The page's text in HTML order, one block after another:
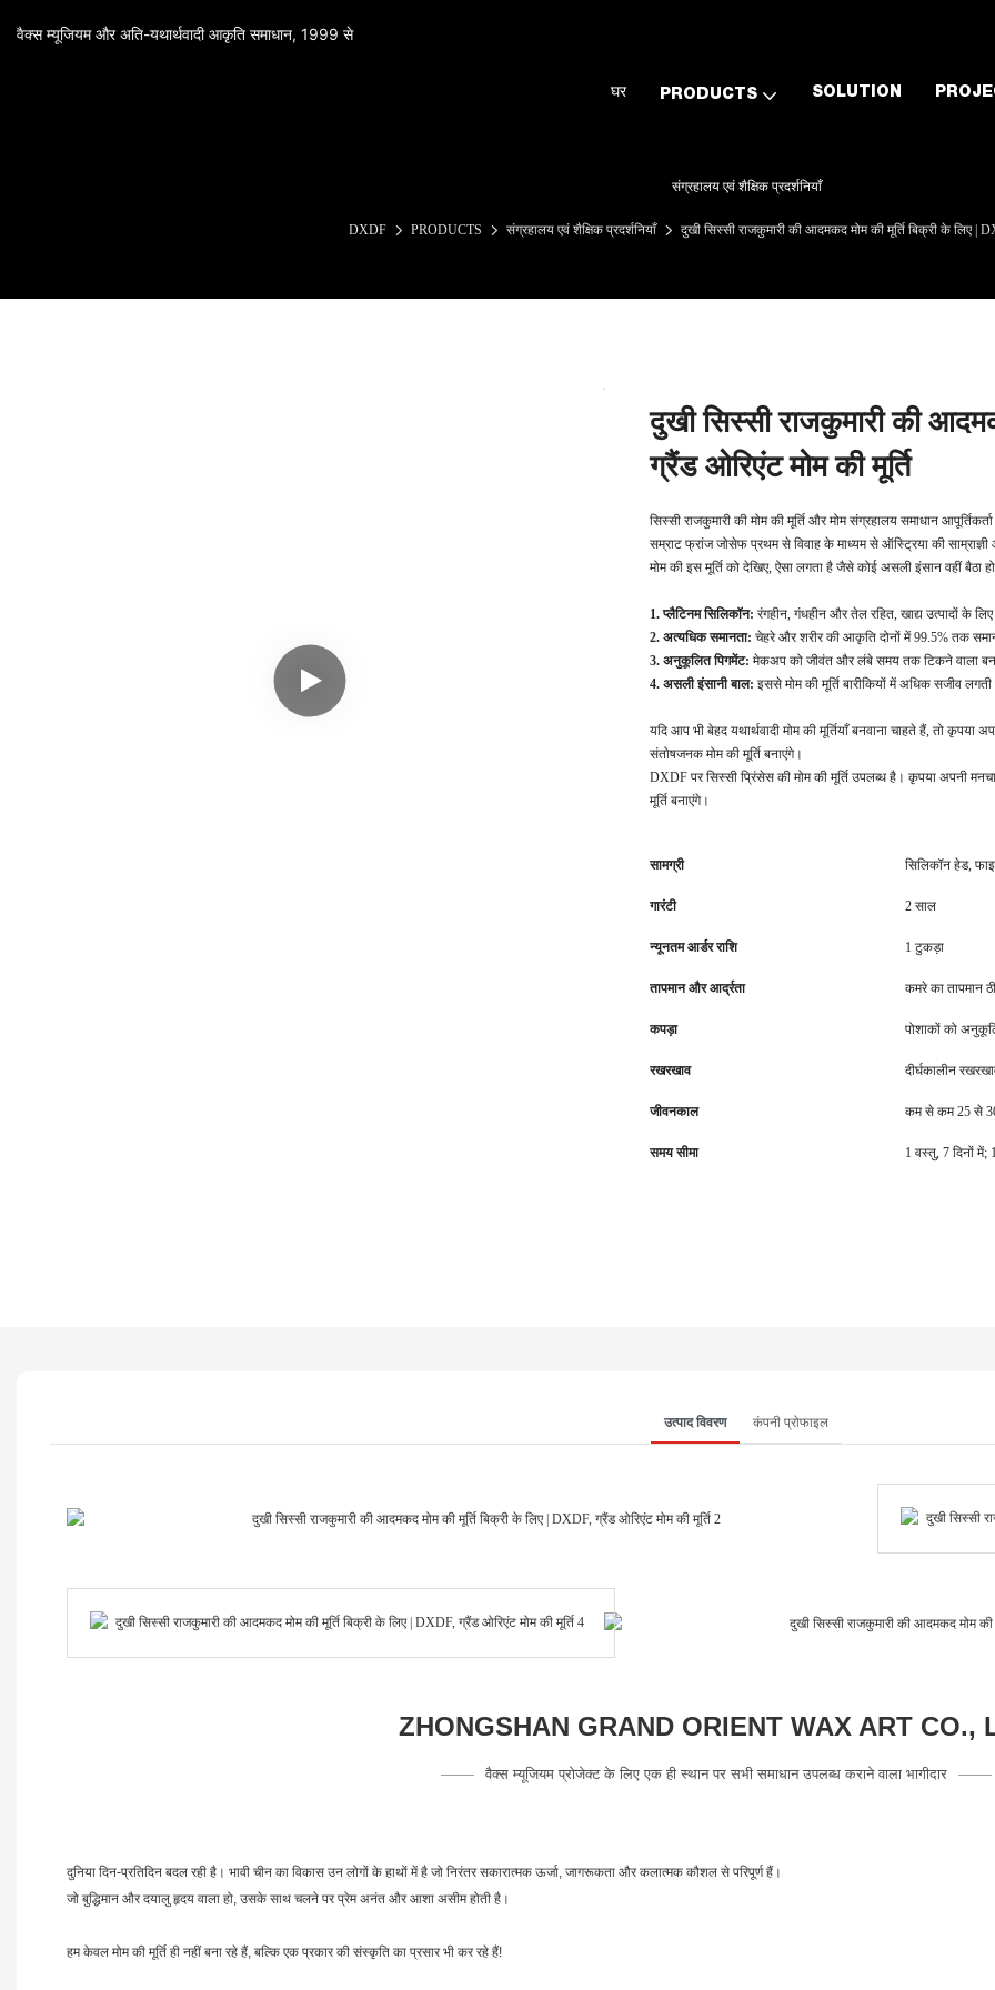
वैक्स म्यूजियम और अति-यथार्थवादी आकृति समाधान, 1999 से
घर PRODUCTS SOLUTION
संग्रहालय एवं शैक्षिक प्रदर्शनियाँ
DXDF PRODUCTS संग्रहालय एवं शैक्षिक प्रदर्शनियाँ दुखी सिस्सी राजकुमारी की आदमकद मोम की मूर्ति बिक्री के लिए |
दुखी सिस्सी राजकुमारी की
ग्रैंड ओरिएंट मोम की मूर्ति
सिस्सी राजकुमारी की मोम की मूर्ति और मोम संग्रहालय समाधान
सम्राट फ्रांज जोसेफ प्रथम से विवाह के माध्यम से ऑस्ट्रिया की साम्राज्ञी
मोम की इस मूर्ति को देखिए, ऐसा लगता है जैसे कोई असली इंसान वहीं
1. प्लैटिनम सिलिकॉन: रंगहीन, गंधहीन और तेल रहित, खाद्य उत्पादों के
2. अत्यधिक समानता: चेहरे और शरीर की आकृति दोनों में 99.5% तक
3. अनुकूलित पिगमेंट: मेकअप को जीवंत और लंबे समय तक टिकने वाला
4. असली इंसानी बाल: इससे मोम की मूर्ति बारीकियों में अधिक सजीव
यदि आप भी बेहद यथार्थवादी मोम की मूर्तियाँ बनवाना चाहते हैं, तो कृपया
संतोषजनक मोम की मूर्ति बनाएंगे।
DXDF पर सिस्सी प्रिंसेस की मोम की मूर्ति उपलब्ध है। कृपया अपनी
मूर्ति बनाएंगे।
सामग्री सिलिकॉन हेड,
गारंटी 2 साल
न्यूनतम आर्डर राशि 1 टुकड़ा
तापमान और आर्द्रता कमरे का तापमान
कपड़ा पोशाकों को
रखरखाव दीर्घकालीन
जीवनकाल कम से कम 25 से 30
समय सीमा 1 वस्तु, 7 दिनों
उत्पाद विवरण कंपनी प्रोफाइल
ZHONGSHAN GRAND ORIENT WAX ART CO.,
वैक्स म्यूजियम प्रोजेक्ट के लिए एक ही स्थान पर सभी समाधान उपलब्ध कराने वाला भागीदार
दुनिया दिन-प्रतिदिन बदल रही है। भावी चीन का विकास उन लोगों के हाथों में है जो निरंतर सकारात्मक ऊर्जा, जागरूकता और कलात्मक कौशल से परिपूर्ण हैं।
जो बुद्धिमान और दयालु हृदय वाला हो, उसके साथ चलने पर प्रेम अनंत और आशा असीम होती है।
हम केवल मोम की मूर्ति ही नहीं बना रहे हैं, बल्कि एक प्रकार की संस्कृति का प्रसार भी कर रहे हैं!